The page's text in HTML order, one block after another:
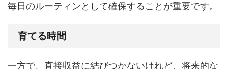
毎日のルーティンとして確保することが重要です。
育てる時間
一方で、直接収益に結びつかないけれど、将来的な